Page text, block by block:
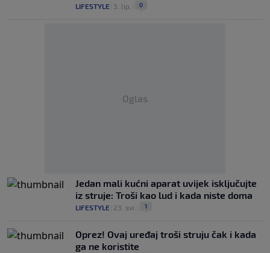
LIFESTYLE 3. lip. 0
Oglas
Jedan mali kućni aparat uvijek isključujte
iz struje: Troši kao lud i kada niste doma
LIFESTYLE 23. svi. 1
Oprez! Ovaj uređaj troši struju čak i kada
ga ne koristite